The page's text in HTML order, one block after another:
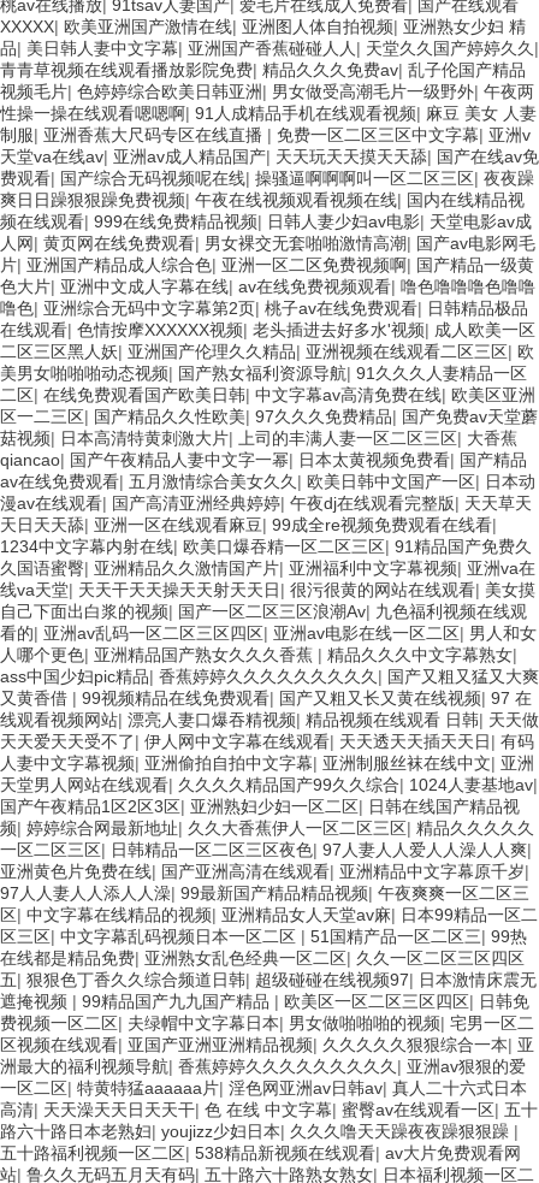
桃av在线播放| 91tsav人妻国产| 爱毛片在线成人免费看| 国产在线观看
XXXXX| 欧美亚洲国产激情在线| 亚洲图人体自拍视频| 亚洲熟女少妇 精
品| 美日韩人妻中文字幕| 亚洲国产香蕉碰碰人人 | 天堂久久国产婷婷久久 |
青青草视频在线观看播放影院免费| 精品久久久免费av| 乱子伦国产精品
视频毛片| 色婷婷综合欧美日韩亚洲| 男女做受高潮毛片一级野外| 午夜两
性操一操在线观看嗯嗯啊| 91人成精品手机在线观看视频| 麻豆 美女 人妻
制服| 亚洲香蕉大尺码专区在线直播 | 免费一区二区三区中文字幕| 亚洲v
天堂va在线av| 亚洲av成人精品国产| 天天玩天天摸天天舔| 国产在线av免
费观看| 国产综合无码视频呢在线| 操骚逼啊啊啊叫一区二区三区| 夜夜躁
爽日日躁狠狠躁免费视频| 午夜在线视频观看视频在线| 国内在线精品视
频在线观看| 999在线免费精品视频| 日韩人妻少妇av电影| 天堂电影av成
人网| 黄页网在线免费观看| 男女裸交无套啪啪激情高潮| 国产av电影网毛
片| 亚洲国产精品成人综合色| 亚洲一区二区免费视频啊| 国产精品一级黄
色大片| 亚洲中文成人字幕在线| av在线免费视频观看| 噜色噜噜噜色噜噜
噜色| 亚洲综合无码中文字幕第2页| 桃子av在线免费观看| 日韩精品极品
在线观看| 色情按摩XXXXXX视频| 老头插进去好多水'视频| 成人欧美一区
二区三区黑人妖| 亚洲国产伦理久久精品| 亚洲视频在线观看二区三区| 欧
美男女啪啪啪动态视频| 国产熟女福利资源导航| 91久久久人妻精品一区
二区| 在线免费观看国产欧美日韩| 中文字幕av高清免费在线| 欧美区亚洲
区一二三区| 国产精品久久性欧美| 97久久久免费精品| 国产免费av天堂蘑
菇视频| 日本高清特黄刺激大片| 上司的丰满人妻一区二区三区| 大香蕉
qiancao| 国产午夜精品人妻中文字一幂| 日本太黄视频免费看| 国产精品
av在线免费观看| 五月激情综合美女久久 | 欧美日韩中文国产一区| 日本动
漫av在线观看| 国产高清亚洲经典婷婷| 午夜dj在线观看完整版| 天天草天
天日天天舔| 亚洲一区在线观看麻豆| 99成全re视频免费观看在线看|
1234中文字幕内射在线| 欧美口爆吞精一区二区三区| 91精品国产免费久
久国语蜜臀| 亚洲精品久久激情国产片| 亚洲福利中文字幕视频| 亚洲va在
线va天堂| 天天干天天操天天射天天日| 很污很黄的网站在线观看| 美女摸
自己下面出白浆的视频| 国产一区二区三区浪潮Av| 九色福利视频在线观
看的| 亚洲av乱码一区二区三区四区| 亚洲av电影在线一区二区| 男人和女
人哪个更色| 亚洲精品国产熟女久久久香蕉 | 精品久久久中文字幕熟女|
ass中国少妇pic精品| 香蕉婷婷久久久久久久久久久 | 国产又粗又猛又大爽
又黄香借 | 99视频精品在线免费观看| 国产又粗又长又黄在线视频| 97 在
线观看视频网站| 漂亮人妻口爆吞精视频| 精品视频在线观看 日韩| 天天做
天天爱天天受不了| 伊人网中文字幕在线观看| 天天透天天插天天日| 有码
人妻中文字幕视频| 亚洲偷拍自拍中文字幕| 亚洲制服丝袜在线中文| 亚洲
天堂男人网站在线观看| 久久久久精品国产99久久综合| 1024人妻基地av|
国产午夜精品1区2区3区| 亚洲熟妇少妇一区二区| 日韩在线国产精品视
频| 婷婷综合网最新地址| 久久大香蕉伊人一区二区三区| 精品久久久久久
一区二区三区| 日韩精品一区二区三区夜色| 97人妻人人爱人人澡人人爽|
亚洲黄色片免费在线| 国产亚洲高清在线观看| 亚洲精品中文字幕原千岁|
97人人妻人人添人人澡| 99最新国产精品精品视频| 午夜爽爽一区二区三
区| 中文字幕在线精品的视频| 亚洲精品女人天堂av麻| 日本99精品一区二
区三区| 中文字幕乱码视频日本一区二区 | 51国精产品一区二区三| 99热
在线都是精品免费| 亚洲熟女乱色经典一区二区| 久久一区二区三区四区
五| 狠狠色丁香久久综合频道日韩| 超级碰碰在线视频97| 日本激情床震无
遮掩视频 | 99精品国产九九国产精品 | 欧美区一区二区三区四区| 日韩免
费视频一区二区| 夫绿帽中文字幕日本| 男女做啪啪啪的视频| 宅男一区二
区视频在线观看| 亚国产亚洲亚洲精品视频| 久久久久久狠狠综合一本| 亚
洲最大的福利视频导航| 香蕉婷婷久久久久久久久久久 | 亚洲av狠狠的爱
一区二区| 特黄特猛aaaaaa片| 淫色网亚洲av日韩av| 真人二十六式日本
高清| 天天澡天天日天天干| 色 在线 中文字幕| 蜜臀av在线观看一区| 五十
路六十路日本老熟妇| youjizz少妇日本| 久久久噜天天躁夜夜躁狠狠躁 |
五十路福利视频一区二区| 538精品新视频在线观看| av大片免费观看网
站| 鲁久久无码五月天有码| 五十路六十路熟女熟女| 日本福利视频一区二